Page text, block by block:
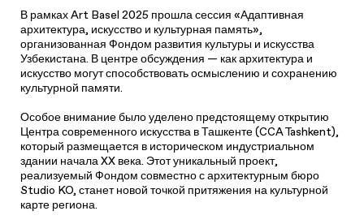
В рамках Art Basel 2025 прошла сессия «Адаптивная
архитектура, искусство и культурная память»,
организованная Фондом развития культуры и искусства
Узбекистана. В центре обсуждения — как архитектура и
искусство могут способствовать осмыслению и сохранению
культурной памяти.
Особое внимание было уделено предстоящему открытию
Центра современного искусства в Ташкенте (CCA Tashkent),
который размещается в историческом индустриальном
здании начала XX века. Этот уникальный проект,
реализуемый Фондом совместно с архитектурным бюро
Studio KO, станет новой точкой притяжения на культурной
карте региона.